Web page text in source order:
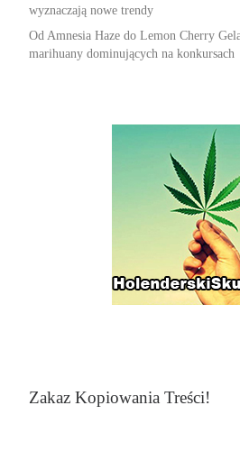
wyznaczają nowe trendy
Od Amnesia Haze do Lemon Cherry
marihuany dominujących na konkursach
Zakaz Kopiowania Treści!